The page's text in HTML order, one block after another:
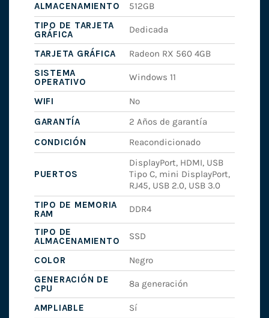
ALMACENAMIENTO
512GB
TIPO DE TARJETA
GRÁFICA
Dedicada
TARJETA GRÁFICA
Radeon RX 560 4GB
SISTEMA
OPERATIVO
Windows 11
WIFI
No
GARANTÍA
2 Años de garantía
CONDICIÓN
Reacondicionado
PUERTOS
DisplayPort, HDMI, USB
Tipo C, mini DisplayPort,
RJ45, USB 2.0, USB 3.0
TIPO DE MEMORIA
RAM
DDR4
TIPO DE
ALMACENAMIENTO
SSD
COLOR
Negro
GENERACIÓN DE
CPU
8ª generación
AMPLIABLE Sí